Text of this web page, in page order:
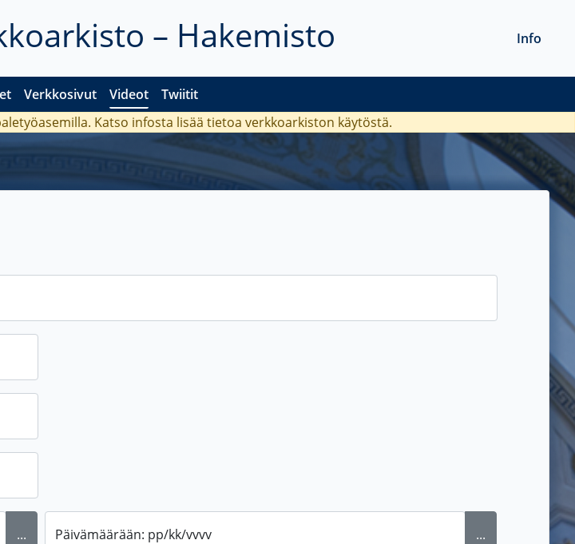
– Hakemisto
Verkkosivut Videot Twiitit
Info
Katso infosta lisää tietoa verkkoarkiston käytöstä.
... Päivämäärään: pp/kk/vvvv ...